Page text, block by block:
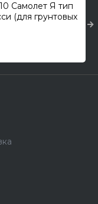
Самолет Я тип
(для грунтовых